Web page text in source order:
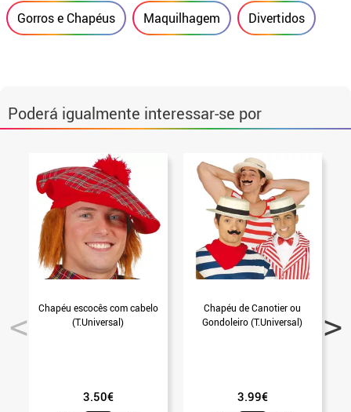
Gorros e Chapéus Maquilhagem Divertidos
Poderá igualmente interessar-se por
Chapéu escocês com cabelo
(T.Universal)
3.50€
Chapéu de Canotier ou
Gondoleiro (T.Universal)
3.99€